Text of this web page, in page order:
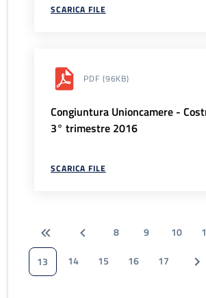
SCARICA FILE
PDF (96KB)
Congiuntura Unioncamere -
3° trimestre 2016
SCARICA FILE
8 9 10
13
14 15 16 17